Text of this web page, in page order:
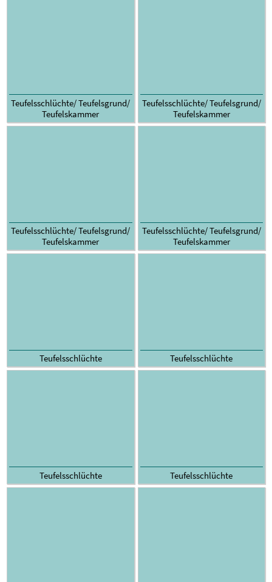
Teufelsschlüchte/ Teufelsgrund/
Teufelskammer
Teufelsschlüchte/ Teufelsgrund/
Teufelskammer
Teufelsschlüchte/ Teufelsgrund/
Teufelskammer
Teufelsschlüchte/ Teufelsgrund/
Teufelskammer
Teufelsschlüchte Teufelsschlüchte
Teufelsschlüchte Teufelsschlüchte